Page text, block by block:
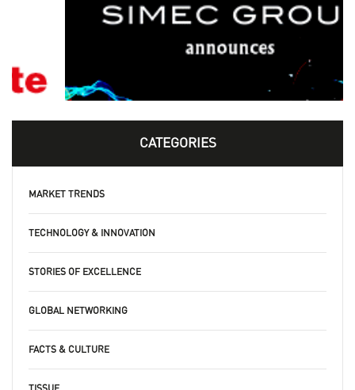
CATEGORIES
MARKET TRENDS
TECHNOLOGY & INNOVATION
STORIES OF EXCELLENCE
GLOBAL NETWORKING
FACTS & CULTURE